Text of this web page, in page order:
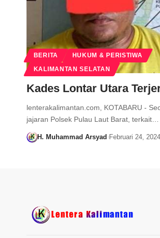
BERITA HUKUM & PERISTIWA
KALIMANTAN SELATAN
Kades Lontar Utara
lenterakalimantan.com, KOTABARU -
jajaran Polsek Pulau Laut Barat, terkait…
H. Muhammad Arsyad Februari 24, 2024